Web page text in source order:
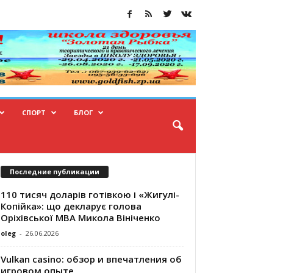
СПОРТ БЛОГ
Последние публикации
110 тисяч доларів готівкою і «Жигулі-
Копійка»: що декларує голова
Оріхівської МВА Микола Вініченко
oleg - 26.06.2026
Vulkan casino: обзор и впечатления об
игровом опыте